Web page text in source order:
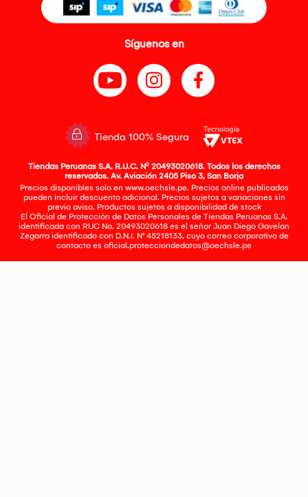
Síguenos en
Tienda 100% Segura
Tiendas Peruanas S.A. R.U.C. Nº 20493020618. Todos los derechos
reservados. Av. Aviación 2405 Piso 3, San Borja
Precios disponibles solo en www.oechsle.pe. Precios online publicados
pueden incluir descuento adicional. Precios sujetos a variaciones sin
previo aviso. Productos sujetos a disponibilidad de stock
El Oficial de Protección de Datos Personales de Tiendas Peruanas S.A.
identificada con RUC No. 20493020618 es el señor Juan Diego Gavelan
Zegarra identificado con D.N.I. N° 45218133, cuyo correo corporativo de
contacto es oficial.protecciondedatos@oechsle.pe